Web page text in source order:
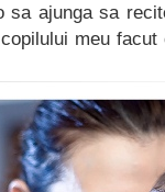
sa ajunga sa
meu